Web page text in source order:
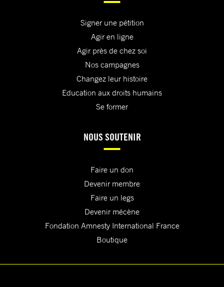
Signer une pétition
Agir en ligne
Agir près de chez soi
Nos campagnes
Changez leur histoire
Education aux droits humains
Se former
NOUS SOUTENIR
Faire un don
Devenir membre
Faire un legs
Devenir mécène
Fondation Amnesty International France
Boutique